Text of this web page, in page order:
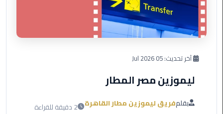
ليموزين
برج
العرب
دهب
ليموزين
العرب
آخر تحديث:05 Jul 2026
ليموزين مصر المطار
بقلمفريق ليموزين مطار القاهرة 2 دقيقة للقراءة